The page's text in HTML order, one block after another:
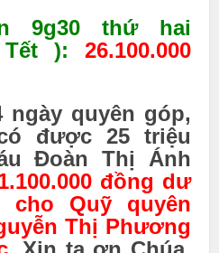
9g30 thứ hai
Tết ): 26.100.000
ngày quyên góp,
được 25 triệu
Đoàn Thị Ánh
đồng dư
cho Quỹ quyên
Thị Phương